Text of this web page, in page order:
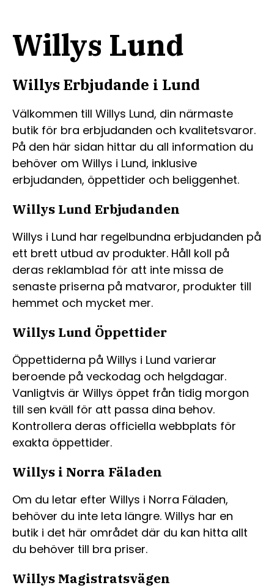
Willys Lund
Willys Erbjudande i Lund
Välkommen till Willys Lund, din närmaste
butik för bra erbjudanden och kvalitetsvaror.
På den här sidan hittar du all information du
behöver om Willys i Lund, inklusive
erbjudanden, öppettider och beliggenhet.
Willys Lund Erbjudanden
Willys i Lund har regelbundna erbjudanden på
ett brett utbud av produkter. Håll koll på
deras reklamblad för att inte missa de
senaste priserna på matvaror, produkter till
hemmet och mycket mer.
Willys Lund Öppettider
Öppettiderna på Willys i Lund varierar
beroende på veckodag och helgdagar.
Vanligtvis är Willys öppet från tidig morgon
till sen kväll för att passa dina behov.
Kontrollera deras officiella webbplats för
exakta öppettider.
Willys i Norra Fäladen
Om du letar efter Willys i Norra Fäladen,
behöver du inte leta längre. Willys har en
butik i det här området där du kan hitta allt
du behöver till bra priser.
Willys Magistratsvägen